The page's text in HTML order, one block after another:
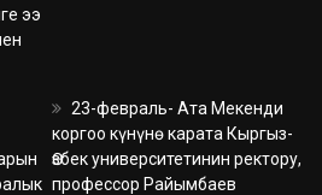
ээ
23-февраль- Ата Мекенди
коргоо күнүнө карата Кыргыз-
Өзбек университетинин ректору,
профессор Райымбаев